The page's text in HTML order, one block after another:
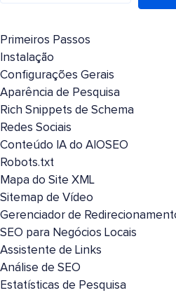
Primeiros Passos
Instalação
Configurações Gerais
Aparência de Pesquisa
Rich Snippets de Schema
Redes Sociais
Conteúdo IA do AIOSEO
Robots.txt
Mapa do Site XML
Sitemap de Vídeo
Gerenciador de
SEO para Negócios Locais
Assistente de Links
Análise de SEO
Estatísticas de Pesquisa